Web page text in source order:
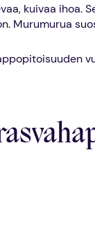
kuivaa ihoa.
Murumurua